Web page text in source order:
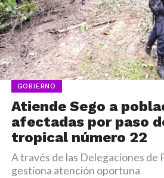
GOBIERNO
Atiende Sego a
afectadas por paso
tropical número 22
A través de las Delegaciones de
gestiona atención oportuna